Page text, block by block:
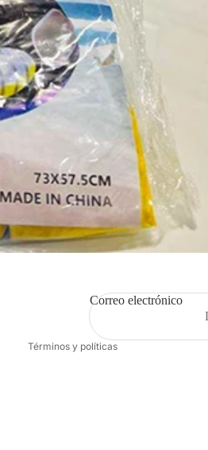
Correo electrónico
Términos y políticas